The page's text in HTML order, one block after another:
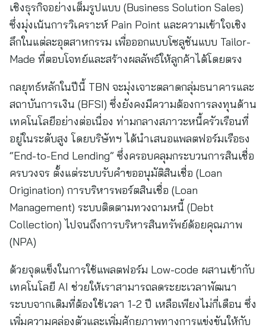
เชิงธุรกิจอย่างเต็มรูปแบบ (Business Solution Sales)
ซึ่งมุ่งเน้นการวิเคราะห์ Pain Point และความเข้าใจเชิง
ลึกในแต่ละอุตสาหกรรม เพื่อออกแบบโซลูชันแบบ Tailor-
Made ที่ตอบโจทย์และสร้างผลลัพธ์ให้ลูกค้าได้โดยตรง
กลยุทธ์หลักในปีนี้ TBN จะมุ่งเจาะตลาดกลุ่มธนาคารและ
สถาบันการเงิน (BFSI) ซึ่งยังคงมีความต้องการลงทุนด้าน
เทคโนโลยีอย่างต่อเนื่อง ท่ามกลางสภาวะหนี้ครัวเรือนที่
อยู่ในระดับสูง โดยบริษัทฯ ได้นำเสนอแพลตฟอร์มเรือธง
“End-to-End Lending” ซึ่งครอบคลุมกระบวนการสินเชื่อ
ครบวงจร ตั้งแต่ระบบรับคำขออนุมัติสินเชื่อ (Loan
Origination) การบริหารพอร์ตสินเชื่อ (Loan
Management) ระบบติดตามทวงถามหนี้ (Debt
Collection) ไปจนถึงการบริหารสินทรัพย์ด้อยคุณภาพ
(NPA)
ด้วยจุดแข็งในการใช้แพลตฟอร์ม Low-code ผสานเข้ากับ
เทคโนโลยี AI ช่วยให้เราสามารถลดระยะเวลาพัฒนา
ระบบจากเดิมที่ต้องใช้เวลา 1-2 ปี เหลือเพียงไม่กี่เดือน ซึ่ง
เพิ่มความคล่องตัวและเพิ่มศักยภาพทางการแข่งขันให้กับ